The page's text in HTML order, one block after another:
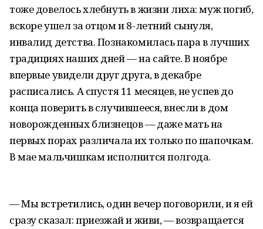
тоже довелось хлебнуть в жизни лиха: муж погиб,
вскоре ушел за отцом и 8-летний сынуля,
инвалид детства. Познакомилась пара в лучших
традициях наших дней — на сайте. В ноябре
впервые увидели друг друга, в декабре
расписались. А спустя 11 месяцев, не успев до
конца поверить в случившееся, внесли в дом
новорожденных близнецов — даже мать на
первых порах различала их только по шапочкам.
В мае мальчишкам исполнится полгода.
— Мы встретились, один вечер поговорили, и я ей
сразу сказал: приезжай и живи, — возвращается